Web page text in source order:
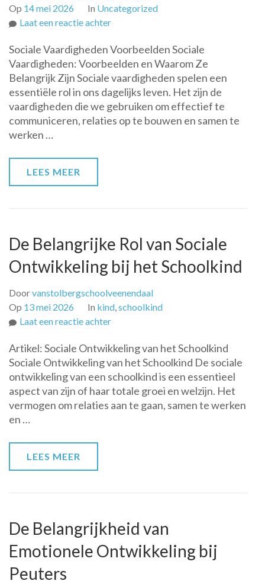
Op 14 mei 2026 In Uncategorized
Laat een reactie achterop
van
Sociale
Vaardigheden:
Een
Inzichtelijke
Gids
Sociale Vaardigheden Voorbeelden Sociale
Vaardigheden: Voorbeelden en Waarom Ze
Belangrijk Zijn Sociale vaardigheden spelen een
essentiële rol in ons dagelijks leven. Het zijn de
vaardigheden die we gebruiken om effectief te
communiceren, relaties op te bouwen en samen te
werken …
LEES MEER
De Belangrijke Rol van Sociale
Ontwikkeling bij het Schoolkind
Doorvanstolbergschoolveenendaal
Op 13 mei 2026 In kind schoolkind
Laat een reactie achterop
Belangrijke
Rol
van
Sociale
Ontwikkeling
Artikel: Sociale Ontwikkeling van het Schoolkind
Sociale Ontwikkeling van het Schoolkind De sociale
ontwikkeling van een schoolkind is een essentieel
aspect van zijn of haar totale groei en welzijn. Het
vermogen om relaties aan te gaan, samen te werken
en …
LEES MEER
De Belangrijkheid van
Emotionele Ontwikkeling bij
Peuters